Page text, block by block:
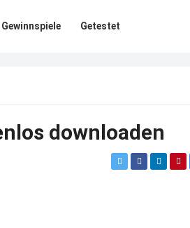
Gewinnspiele Getestet
downloaden